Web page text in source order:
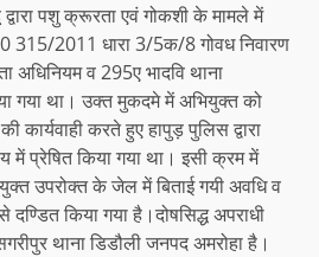
पशु क्रूरता एवं गोकशी के मामले में
315/2011 धारा 3/5क/8 गोवध निवारण
व 295ए भादवि थाना
गया था। उक्त मुकदमे में अभियुक्त को
कार्यवाही करते हुए हापुड़ पुलिस द्वारा
में प्रेषित किया गया था। इसी क्रम में
उपरोक्त के जेल में बिताई गयी अवधि व
किया गया है।दोषसिद्ध अपराधी
थाना डिडौली जनपद अमरोहा है।